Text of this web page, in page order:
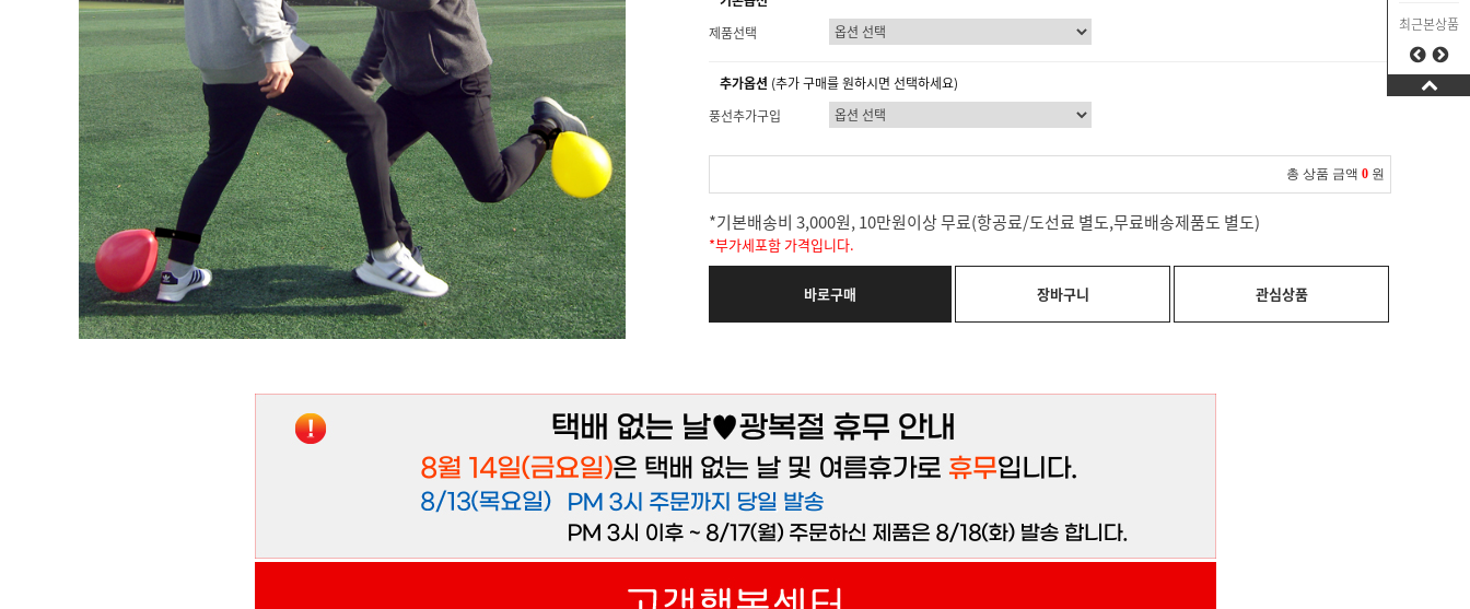
최근본상품
제품선택
추가옵션 (추가 구매를 원하시면 선택하세요)
풍선추가구입
총 상품 금액 0 원
*기본배송비 3,000원, 10만원이상 무료(항공료/도선료 별도,무료배송제품도 별도)
*부가세포함 가격입니다.
바로구매 장바구니 관심상품